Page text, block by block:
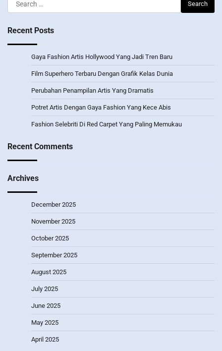
for:
Recent Posts
Gaya Fashion Artis Hollywood Yang Jadi Tren Baru
Film Superhero Terbaru Dengan Grafik Kelas Dunia
Perubahan Penampilan Artis Yang Dramatis
Potret Artis Dengan Gaya Fashion Yang Kece Abis
Fashion Selebriti Di Red Carpet Yang Paling Memukau
Recent Comments
Archives
December 2025
November 2025
October 2025
September 2025
August 2025
July 2025
June 2025
May 2025
April 2025